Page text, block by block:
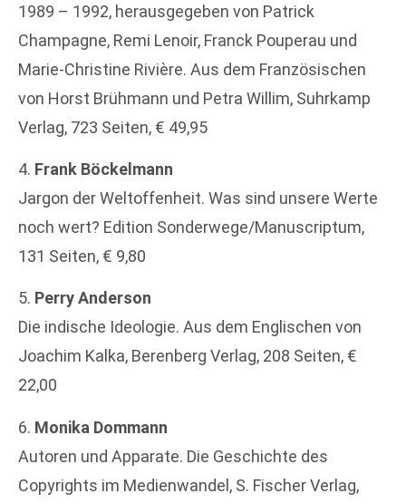
1989 – 1992, herausgegeben von Patrick
Champagne, Remi Lenoir, Franck Pouperau und
Marie-Christine Rivière. Aus dem Französischen
von Horst Brühmann und Petra Willim, Suhrkamp
Verlag, 723 Seiten, € 49,95
4. Frank Böckelmann
Jargon der Weltoffenheit. Was sind unsere Werte
noch wert? Edition Sonderwege/Manuscriptum,
131 Seiten, € 9,80
5. Perry Anderson
Die indische Ideologie. Aus dem Englischen von
Joachim Kalka, Berenberg Verlag, 208 Seiten, €
22,00
6. Monika Dommann
Autoren und Apparate. Die Geschichte des
Copyrights im Medienwandel, S. Fischer Verlag,